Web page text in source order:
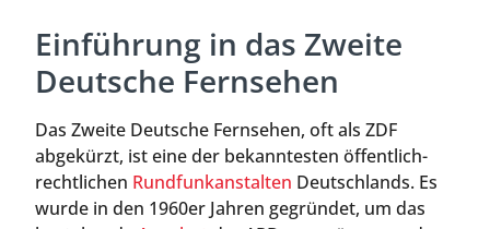
Einführung in das Zweite
Deutsche Fernsehen
Das Zweite Deutsche Fernsehen, oft als ZDF
abgekürzt, ist eine der bekanntesten öffentlich-
rechtlichen Rundfunkanstalten Deutschlands. Es
wurde in den 1960er Jahren gegründet, um das